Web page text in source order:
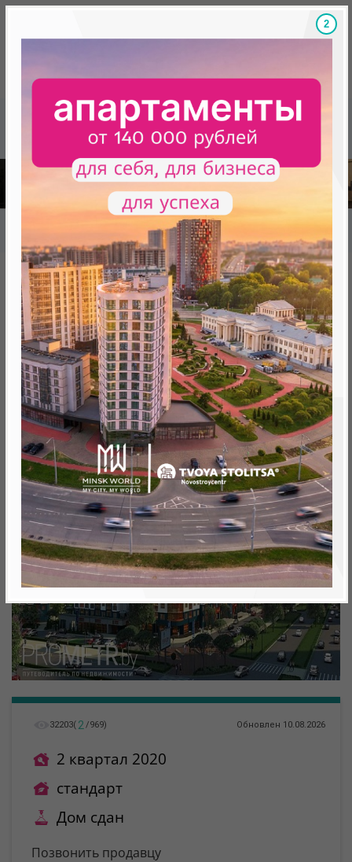
Скидки на новостройки, бонусы Готовые
База новостроек Минска «Минск Мир»
20.11 «Вальс», квартал «Мировых танцев»
20.11 «Вальс», квартал
«Мировых танцев»
от 0 BYN (0 USD)
Минск, Октябрьский, ул. Николы Теслы
метро «Ковальская Слобода», 566 м
32203( 2 /969) Обновлен 10.08.2026
2 квартал 2020
стандарт
Дом сдан
Позвонить продавцу